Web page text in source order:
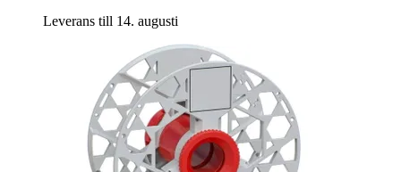
Leverans till 14. augusti